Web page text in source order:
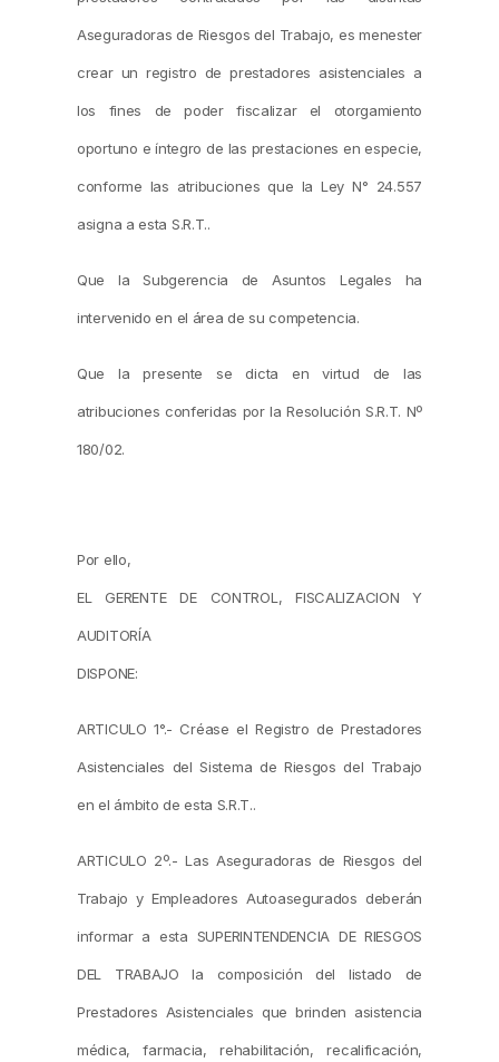
Aseguradoras de Riesgos del Trabajo, es menester
crear un registro de prestadores asistenciales a
los fines de poder fiscalizar el otorgamiento
oportuno e íntegro de las prestaciones en especie,
conforme las atribuciones que la Ley N° 24.557
asigna a esta S.R.T..
Que la Subgerencia de Asuntos Legales ha
intervenido en el área de su competencia.
Que la presente se dicta en virtud de las
atribuciones conferidas por la Resolución S.R.T. Nº
180/02.
Por ello,
EL GERENTE DE CONTROL, FISCALIZACION Y
AUDITORÍA
DISPONE:
ARTICULO 1°.- Créase el Registro de Prestadores
Asistenciales del Sistema de Riesgos del Trabajo
en el ámbito de esta S.R.T..
ARTICULO 2º.- Las Aseguradoras de Riesgos del
Trabajo y Empleadores Autoasegurados deberán
informar a esta SUPERINTENDENCIA DE RIESGOS
DEL TRABAJO la composición del listado de
Prestadores Asistenciales que brinden asistencia
médica, farmacia, rehabilitación, recalificación,